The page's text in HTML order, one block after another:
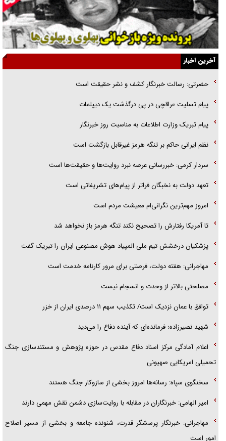
قصه ناتمام سرویس مدارس
آیا مقاومت فلسطین خلع‌سلاح می‌شود؟
الگوی وحدت‌آفرین در ادراک سیاست خارجی
گفتگوی دکتر اخوان مدیرمسئول روزنامه جوان با برنامه تلویزیونی «نبرد
هرمز»
امام حسین (ع) کشته سیرت‌های عصر جاهلی شد
فریاد‌ها و ناله‌های دوستان مبارزدلم را آتش می‌زد
آخرین اخبار
حضرتی: رسالت خبرنگار کشف و نشر حقیقت است
پیام تسلیت عراقچی در پی درگذشت یک دیپلمات
پیام تبریک وزارت اطلاعات به مناسبت روز خبرنگار
نظم ایرانی حاکم بر تنگه هرمز غیرقابل بازگشت است
سردار کرمی: خبررسانی عرصه نبرد روایت‌ها و حقیقت‌ها است
تعهد دولت به نخبگان فراتر از پیام‎‌های تشریفاتی است
امروز مهم‌ترین نگرانی‌ام معیشت مردم است
تا آمریکا رفتارش را تصحیح نکند تنگه هرمز باز نخواهد شد
پزشکیان درخشش تیم ملی المپیاد هوش مصنوعی ایران را تبریک گفت
مهاجرانی: هفته دولت، فرصتی برای مرور کارنامه خدمت است
مصلحتی بالاتر از وحدت و انسجام نیست
توافق با عمان نزدیک است/ تکذیب سهم ۱۱ درصدی ایران از خزر
شهید نصیرزاده؛ فرمانده‌ای که آینده دفاع را می‌دید
اعلام آمادگی مرکز اسناد دفاع مقدس در حوزه پژوهش و مستندسازی جنگ
تحمیلی امریکایی صهیونی
سخنگوی سپاه: رسانه‌ها امروز بخشی از سازوکار جنگ هستند
امیر الهامی: خبرنگاران در مقابله با روایت‌سازی دشمن نقش مهمی دارند
مهاجرانی: خبرنگار پرسشگر قدرت، شنونده جامعه و بخشی از مسیر اصلاح
امور است